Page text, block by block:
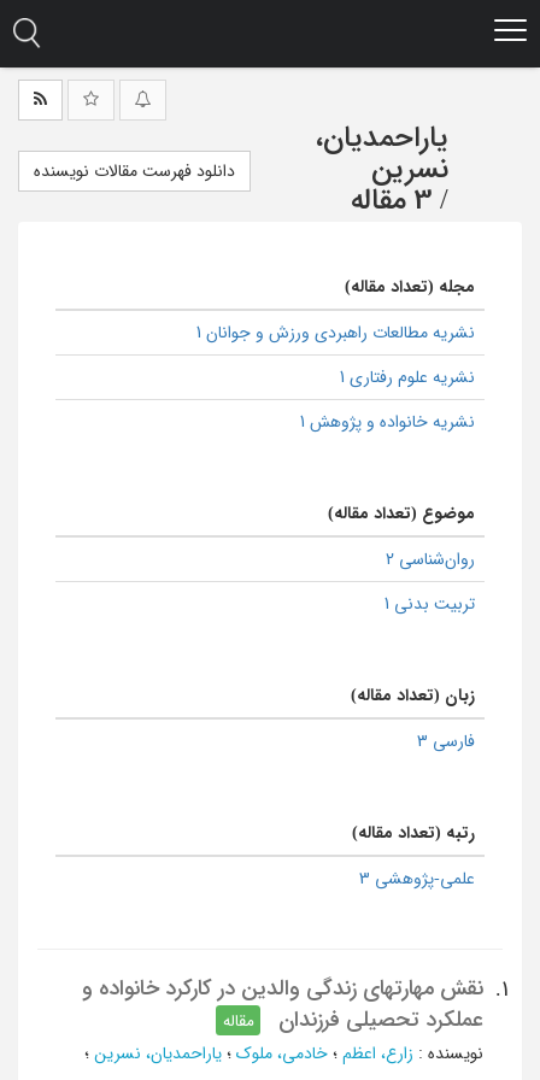
یاراحمدیان،
نسرین
/ 3 مقاله
دانلود فهرست مقالات نویسنده
مجله (تعداد مقاله)
نشریه مطالعات راهبردی ورزش و جوانان 1
نشریه علوم رفتاری 1
نشریه خانواده و پژوهش 1
موضوع (تعداد مقاله)
روان‌شناسی 2
تربیت بدنی 1
زبان (تعداد مقاله)
فارسی 3
رتبه (تعداد مقاله)
علمی-پژوهشی 3
1.
نقش مهارتهای زندگی والدین در کارکرد خانواده و
عملکرد تحصیلی فرزندان
مقاله
نویسنده : زارع، اعظم ؛ خادمی، ملوک ؛ یاراحمدیان، نسرین ؛